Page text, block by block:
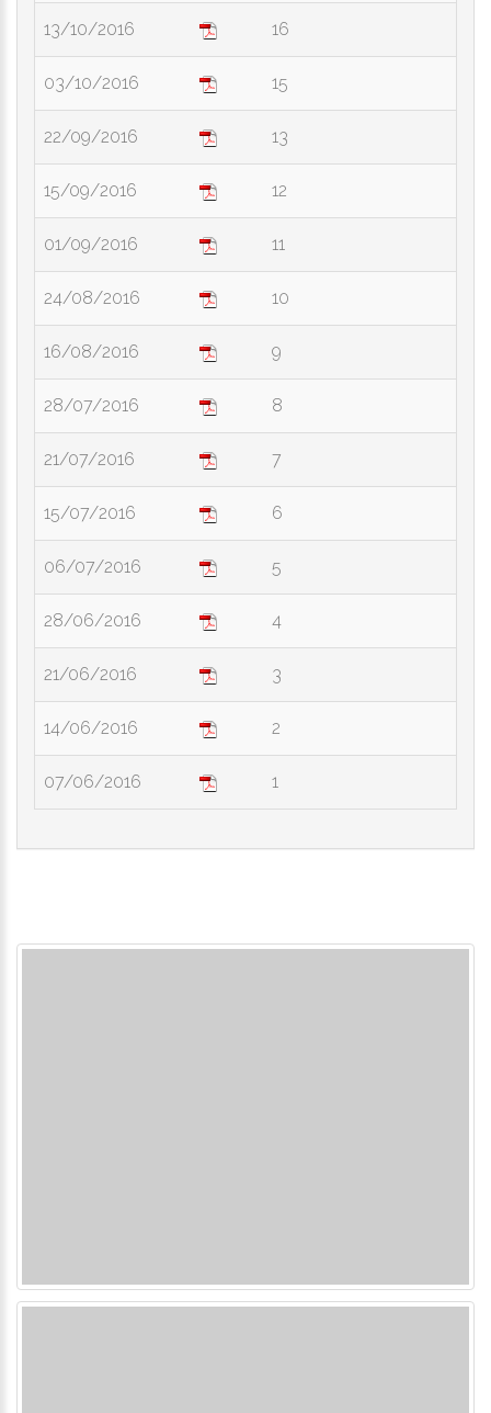
13/10/2016 16
03/10/2016 15
22/09/2016 13
15/09/2016 12
01/09/2016 11
24/08/2016 10
16/08/2016 9
28/07/2016 8
21/07/2016 7
15/07/2016 6
06/07/2016 5
28/06/2016 4
21/06/2016 3
14/06/2016 2
07/06/2016 1